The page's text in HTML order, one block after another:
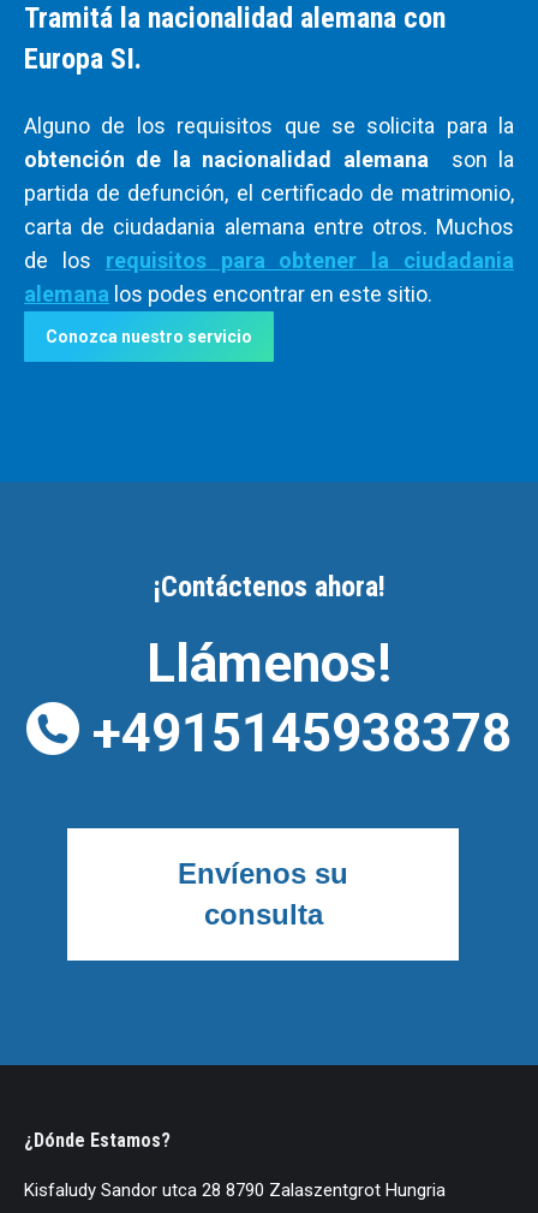
Tramitá la nacionalidad alemana con
Europa SI.
Alguno de los requisitos que se solicita para la
obtención de la nacionalidad alemanason la
partida de defunción, el certificado de matrimonio,
carta de ciudadania alemana entre otros. Muchos
de los requisitos para obtener la ciudadania
alemana los podes encontrar en este sitio.
Conozca nuestro servicio
¡Contáctenos ahora!
Llámenos!
+4915145938378
Envíenos su
consulta
¿Dónde Estamos?
Kisfaludy Sandor utca 28 8790 Zalaszentgrot Hungria